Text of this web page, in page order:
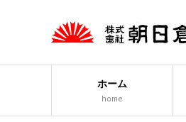
ホーム
home